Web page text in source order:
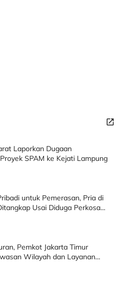
Laporkan Dugaan
SPAM ke Kejati Lampung
untuk Pemerasan, Pria di
Usai Diduga Perkosa
Pemkot Jakarta Timur
Wilayah dan Layanan